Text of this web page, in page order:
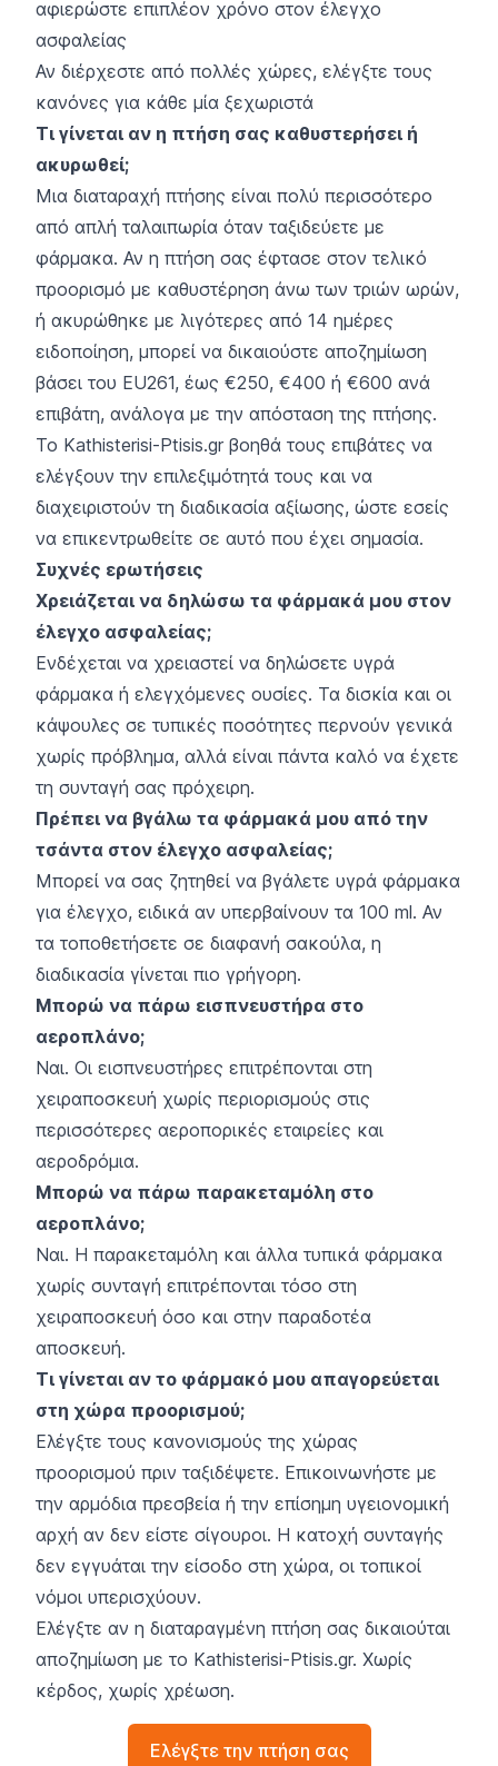
αφιερώστε επιπλέον χρόνο στον έλεγχο
ασφαλείας
Αν διέρχεστε από πολλές χώρες, ελέγξτε τους
κανόνες για κάθε μία ξεχωριστά
Τι γίνεται αν η πτήση σας καθυστερήσει ή
ακυρωθεί;
Μια διαταραχή πτήσης είναι πολύ περισσότερο
από απλή ταλαιπωρία όταν ταξιδεύετε με
φάρμακα. Αν η πτήση σας έφτασε στον τελικό
προορισμό με καθυστέρηση άνω των τριών ωρών,
ή ακυρώθηκε με λιγότερες από 14 ημέρες
ειδοποίηση, μπορεί να δικαιούστε αποζημίωση
βάσει του EU261, έως €250, €400 ή €600 ανά
επιβάτη, ανάλογα με την απόσταση της πτήσης.
Το Kathisterisi-Ptisis.gr βοηθά τους επιβάτες να
ελέγξουν την επιλεξιμότητά τους και να
διαχειριστούν τη διαδικασία αξίωσης, ώστε εσείς
να επικεντρωθείτε σε αυτό που έχει σημασία.
Συχνές ερωτήσεις
Χρειάζεται να δηλώσω τα φάρμακά μου στον
έλεγχο ασφαλείας;
Ενδέχεται να χρειαστεί να δηλώσετε υγρά
φάρμακα ή ελεγχόμενες ουσίες. Τα δισκία και οι
κάψουλες σε τυπικές ποσότητες περνούν γενικά
χωρίς πρόβλημα, αλλά είναι πάντα καλό να έχετε
τη συνταγή σας πρόχειρη.
Πρέπει να βγάλω τα φάρμακά μου από την
τσάντα στον έλεγχο ασφαλείας;
Μπορεί να σας ζητηθεί να βγάλετε υγρά φάρμακα
για έλεγχο, ειδικά αν υπερβαίνουν τα 100 ml. Αν
τα τοποθετήσετε σε διαφανή σακούλα, η
διαδικασία γίνεται πιο γρήγορη.
Μπορώ να πάρω εισπνευστήρα στο
αεροπλάνο;
Ναι. Οι εισπνευστήρες επιτρέπονται στη
χειραποσκευή χωρίς περιορισμούς στις
περισσότερες αεροπορικές εταιρείες και
αεροδρόμια.
Μπορώ να πάρω παρακεταμόλη στο
αεροπλάνο;
Ναι. Η παρακεταμόλη και άλλα τυπικά φάρμακα
χωρίς συνταγή επιτρέπονται τόσο στη
χειραποσκευή όσο και στην παραδοτέα
αποσκευή.
Τι γίνεται αν το φάρμακό μου απαγορεύεται
στη χώρα προορισμού;
Ελέγξτε τους κανονισμούς της χώρας
προορισμού πριν ταξιδέψετε. Επικοινωνήστε με
την αρμόδια πρεσβεία ή την επίσημη υγειονομική
αρχή αν δεν είστε σίγουροι. Η κατοχή συνταγής
δεν εγγυάται την είσοδο στη χώρα, οι τοπικοί
νόμοι υπερισχύουν.
Ελέγξτε αν η διαταραγμένη πτήση σας δικαιούται
αποζημίωση με το Kathisterisi-Ptisis.gr. Χωρίς
κέρδος, χωρίς χρέωση.
Ελέγξτε την πτήση σας